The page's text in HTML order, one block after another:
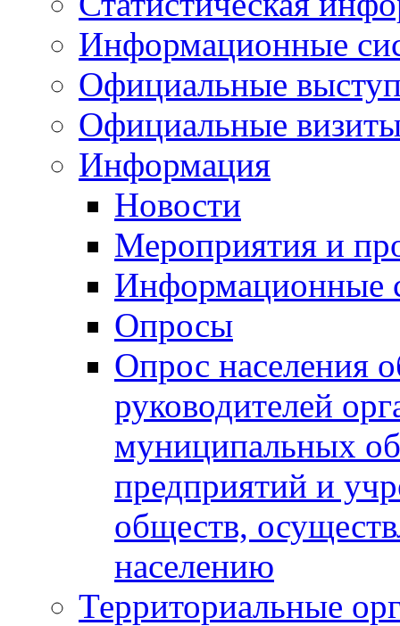
Информационные
Официальные
Официальные
Информация
Новости
Мероприятия и
Информационные
Опросы
Опрос населения
руководителей
муниципальных
предприятий и
обществ,
населению
Территориальные